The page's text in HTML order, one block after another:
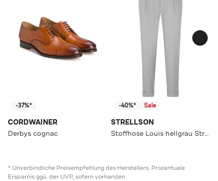
-37%*
CORDWAINER
Derbys cognac
-40%* Sale
STRELLSON
Stoffhose Louis hellgrau Straight
* Unverbindliche Preisempfehlung des Herstellers. Prozentuale
Ersparnis ggü. der UVP, sofern vorhanden